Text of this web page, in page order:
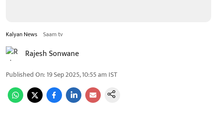
Kalyan News Saam tv
Rajesh Sonwane
Published On:19 Sep 2025, 10:55 am IST